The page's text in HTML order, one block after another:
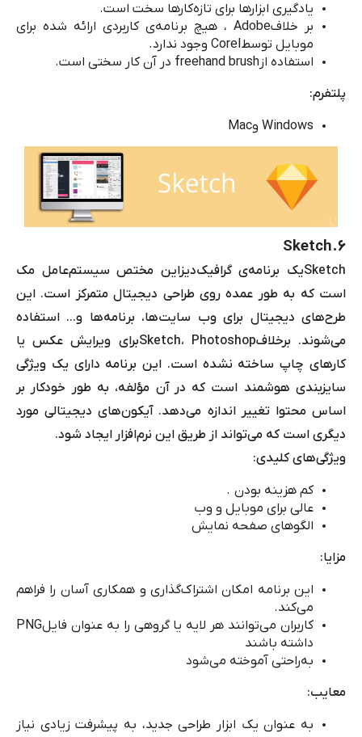
یادگیری ابزارها برای تازه‌کارها سخت است.
بر خلافAdobe ، هیچ برنامه‌ی کاربردی ارائه شده برای
موبایل توسطCorel وجود ندارد.
استفاده ازfreehand brush در آن کار سختی است.
پلتفرم:
Windows وMac
۶. Sketch
Sketchیک برنامه‌ی گرافیک‌دیزاین مختص سیستم‌عامل مک
است که به طور عمده روی طراحی دیجیتال متمرکز است. این
طرح‌های دیجیتال برای وب سایت‌ها، برنامه‌ها و... استفاده
می‌شوند. برخلافPhotoshop ،Sketchبرای ویرایش عکس یا
کارهای چاپ ساخته نشده است. این برنامه دارای یک ویژگی
سایزبندی هوشمند است که در آن مؤلفه، به طور خودکار بر
اساس محتوا تغییر اندازه می‌دهد. آیکون‌های دیجیتالی مورد
دیگری است که می‌تواند از طریق این نرم‌افزار ایجاد شود.
ویژگی‌های کلیدی:
کم هزینه بودن .
عالی برای موبایل و وب
الگوهای صفحه نمایش
مزایا:
این برنامه امکان اشتراک‌گذاری و همکاری آسان را فراهم
می‌کند.
کاربران می‌توانند هر لایه یا گروهی را به عنوان فایلPNG
داشته باشند
به‌راحتی آموخته می‌شود
معایب:
به عنوان یک ابزار طراحی جدید، به پیشرفت زیادی نیاز